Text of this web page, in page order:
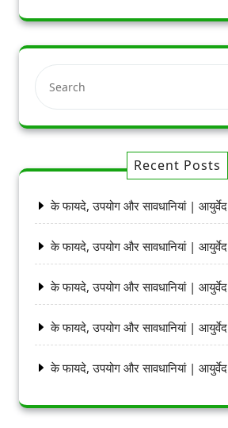
Recent Posts
के फायदे, उपयोग और सावधानियां | आयुर्वेद
के फायदे, उपयोग और सावधानियां | आयुर्वेद
के फायदे, उपयोग और सावधानियां | आयुर्वेद
के फायदे, उपयोग और सावधानियां | आयुर्वेद
के फायदे, उपयोग और सावधानियां | आयुर्वेद